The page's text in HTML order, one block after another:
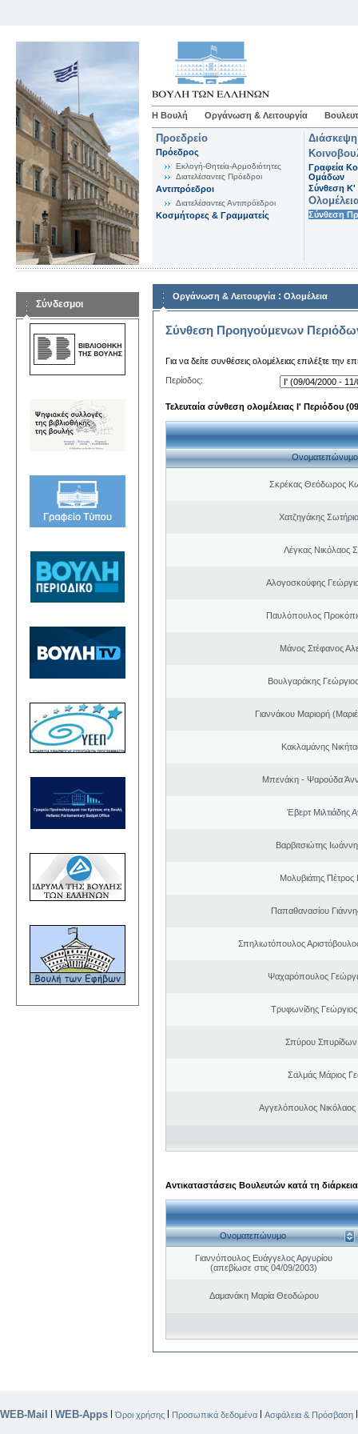
Η Βουλή Οργάνωση & Λειτουργία
Προεδρείο
Πρόεδρος
Εκλογή-Θητεία-Αρμοδιότητες
Διατελέσαντες Πρόεδροι
Αντιπρόεδροι
Διατελέσαντες Αντιπρόεδροι
Κοσμήτορες & Γραμματείς
Γραφεία
Ομάδων
Σύνθεση K'
Σύνθεση
Σύνδεσμοι
Οργάνωση & Λειτουργία : Ολομέλεια
Σύνθεση Προηγούμενων
Για να δείτε συνθέσεις ολομέλειας επιλέξτε την
Περίοδος:
Τελευταία σύνθεση ολομέλειας Ι' Περιόδου
Ονοματεπώνυμο
Σκρέκας Θεόδωρος
Χατζηγάκης
Λέγκας Νικόλαος
Αλογοσκούφης
Παυλόπουλος
Μάνος Στέφανος
Βουλγαράκης
Γιαννάκου Μαριορή
Κακλαμάνης
Μπενάκη - Ψαρούδα
Έβερτ Μιλτιάδης
Βαρβιτσιώτης
Μολυβιάτης Πέτρος
Παπαθανασίου
Σπηλιωτόπουλος
Ψαχαρόπουλος
Τρυφωνίδης
Σπύρου Σπυρίδων
Σαλμάς Μάριος
Αγγελόπουλος Νικόλαος
Αντικαταστάσεις Βουλευτών κατά τη
Ονοματεπώνυμο
Γιαννόπουλος Ευάγγελος Αργυρίου
(απεβίωσε στις 04/09/2003)
Δαμανάκη Μαρία Θεοδώρου
WEB-Mail | WEB-Apps |Όροι χρήσης | Προσωπικά δεδομένα | Ασφάλεια & Πρόσβαση